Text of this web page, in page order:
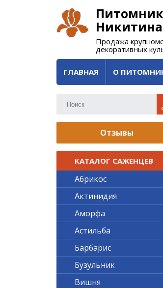
Продажа
декоративных
ГЛАВНАЯ О
Отзывы
КАТАЛОГ САЖЕНЦЕВ
Абрикос
Актинидия
Аморфа
Астильба
Барбарис
Бузульник
Вишня